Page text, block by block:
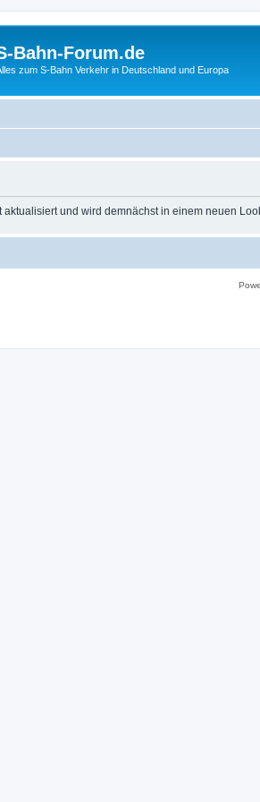
Bahn-Forum.de
zum S-Bahn Verkehr in Deutschland und Europa
und wird demnächst in einem neuen